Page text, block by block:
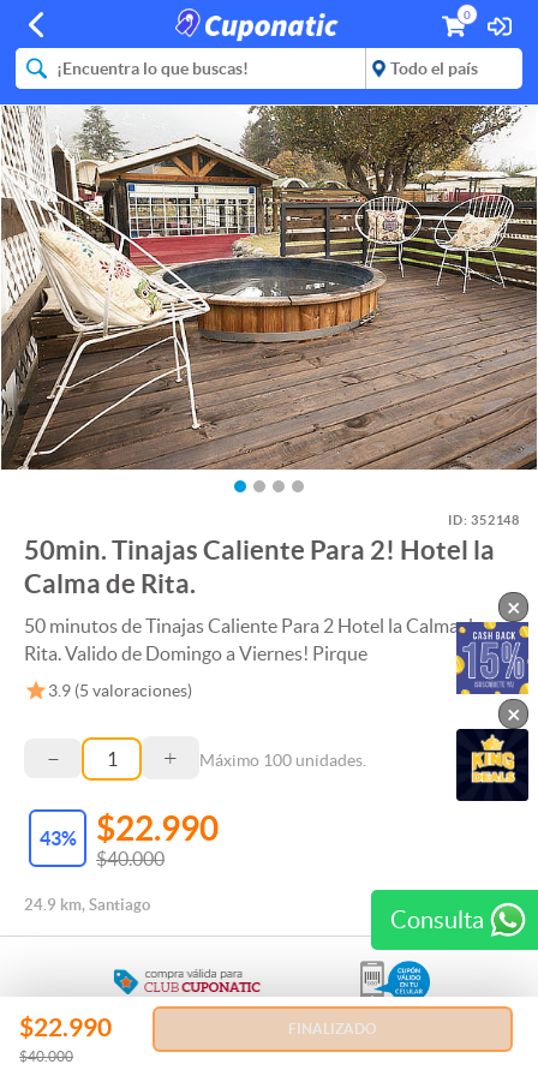
0
Consulta
ID:352148
50min. Tinajas Caliente Para 2! Hotel la
Calma de Rita.
50 minutos de Tinajas Caliente Para 2 Hotel la Calma de
Rita. Valido de Domingo a Viernes! Pirque
3.9 (5 valoraciones)
– + Máximo 100 unidades.
43% $22.990
$40.000
24.9 km, Santiago
Regala esta Experiencia
$22.990
$40.000
FINALIZADO
×
×